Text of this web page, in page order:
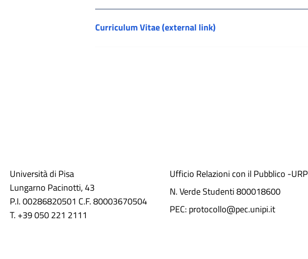
Curriculum Vitae (external link)
Università di Pisa
Lungarno Pacinotti, 43
P.I. 00286820501 C.F. 80003670504
T. +39 050 221 2111
Ufficio Relazioni con il Pubblico -URP
N. Verde Studenti 800018600​
PEC: protocollo@pec.unipi.it